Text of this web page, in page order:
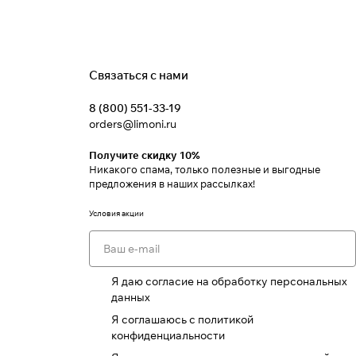
Связаться с нами
8 (800) 551-33-19
orders@limoni.ru
Получите скидку 10%
Никакого спама, только полезные и выгодные
предложения в наших рассылках!
Условия акции
Я даю согласие на обработку персональных
данных
Я соглашаюсь с политикой
конфиденциальности